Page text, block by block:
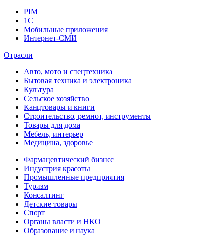
PIM
1C
Мобильные приложения
Интернет-СМИ
Отрасли
Авто, мото и спецтехника
Бытовая техника и электроника
Культура
Сельское хозяйство
Канцтовары и книги
Строительство, ремнот, инструменты
Товары для дома
Мебель, интерьер
Медицина, здоровье
Фармацевтический бизнес
Индустрия красоты
Промышленные предприятия
Туризм
Консалтинг
Детские товары
Спорт
Органы власти и НКО
Образование и наука